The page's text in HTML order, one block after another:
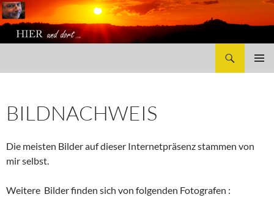
BILDNACHWEIS
Die meisten Bilder auf dieser Internetpräsenz stammen von
mir selbst.
Weitere Bilder finden sich von folgenden Fotografen :